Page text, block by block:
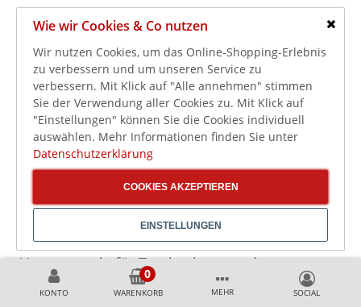
KONTO WARENKORB MEHR
In dieser Kategorie finden Sie je nach Modell Regale aus
Chromstahl, Edelstahl, CNS oder entsprechenden
Materialkombinationen. Solche Ausführungen sind im
gewerblichen Küchenumfeld weit verbreitet, weil sie gut
zu professionellen Arbeitsbereichen, Lagerräumen und
Küchenzonen passen. Die genaue Materialausführung
sollte immer anhand der Produktdetails geprüft werden.
Für trockene Lagerbereiche können andere Anforderungen
gelten als für Spülbereiche oder direkte
Küchenarbeitsplätze. Deshalb sollten Material, Oberfläche,
Vorratsregale für Trockenlager und
Küchenlager
Wie wir Cookies & Co nutzen
Wir nutzen Cookies, um das Online-Shopping-Erlebnis
zu verbessern und um unseren Service zu
verbessern. Mit Klick auf "Alle annehmen" stimmen
Sie der Verwendung aller Cookies zu. Mit Klick auf
"Einstellungen" können Sie die Cookies individuell
auswählen. Mehr Informationen finden Sie unter
Datenschutzerklärung
COOKIES AKZEPTIEREN
EINSTELLUNGEN